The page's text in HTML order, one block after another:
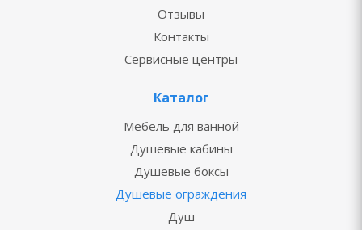
Отзывы
Контакты
Сервисные центры
Каталог
Мебель для ванной
Душевые кабины
Душевые боксы
Душевые ограждения
Душ